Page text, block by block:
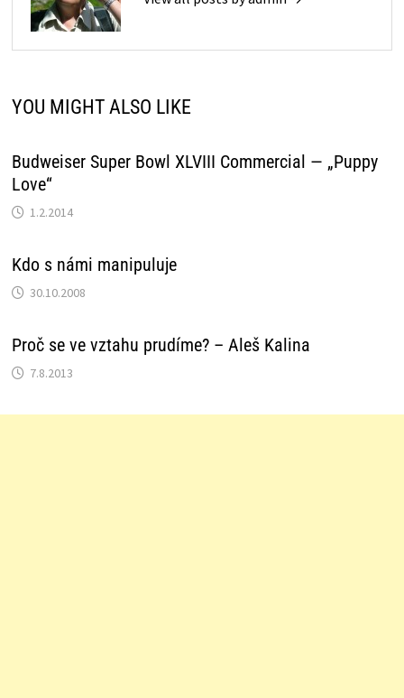
YOU MIGHT ALSO LIKE
Budweiser Super Bowl XLVIII Commercial — „Puppy
Love“
1.2.2014
Kdo s námi manipuluje
30.10.2008
Proč se ve vztahu prudíme? – Aleš Kalina
7.8.2013